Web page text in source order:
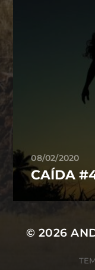
08/02/2020
CAÍDA
© 2026